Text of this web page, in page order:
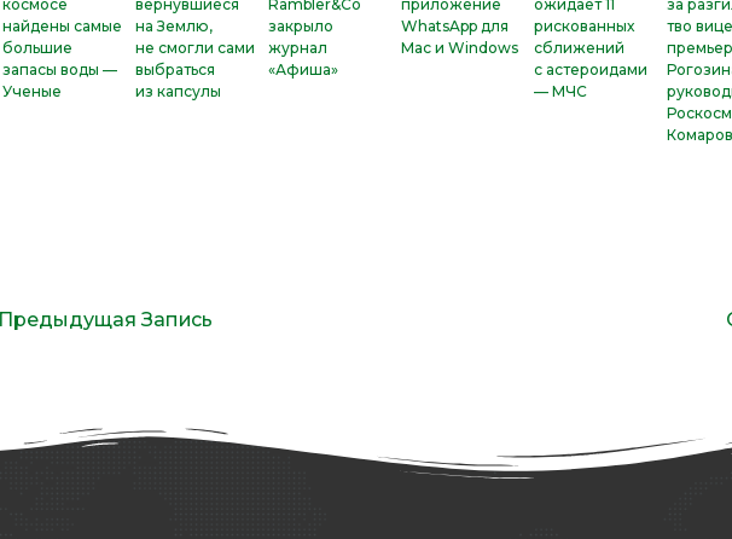
космосе
найдены самые
большие
запасы воды —
Ученые
вернувшиеся
на Землю,
не смогли сами
выбраться
из капсулы
Rambler&Co
закрыло
журнал
«Афиша»
приложение
WhatsApp для
Mac и Windows
ожидает 11
рискованных
сближений
с астероидами
— МЧС
за
тво
Предыдущая Запись